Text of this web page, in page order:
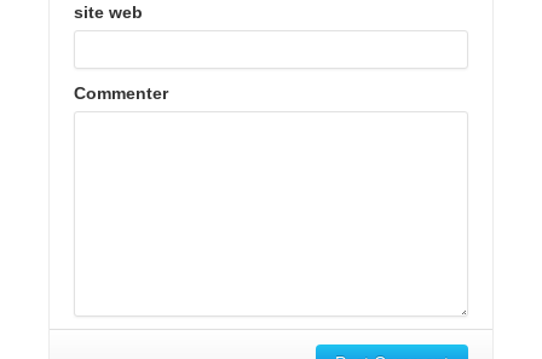
site web
Commenter